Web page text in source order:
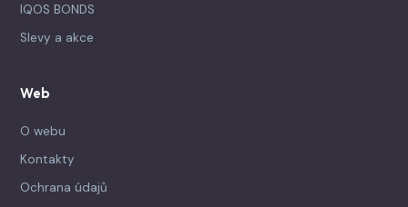
IQOS BONDS
Slevy a akce
Web
O webu
Kontakty
Ochrana údajů